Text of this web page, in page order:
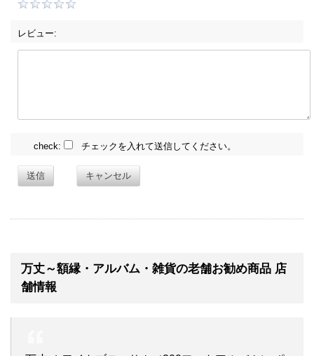
レビュー:
check: チェックを入れて送信してください。
送信 キャンセル
万丈～額縁・アルバム・雑貨の老舗お勧め商品 店
舗情報